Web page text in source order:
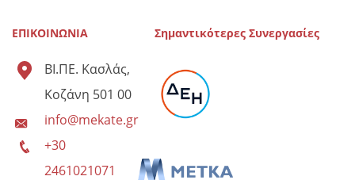
ΕΠΙΚΟΙΝΩΝΙΑ
ΒΙ.ΠΕ. Κασλάς,
Κοζάνη 501 00
info@mekate.gr
+30
2461021071
Σημαντικότερες Συνεργασίες